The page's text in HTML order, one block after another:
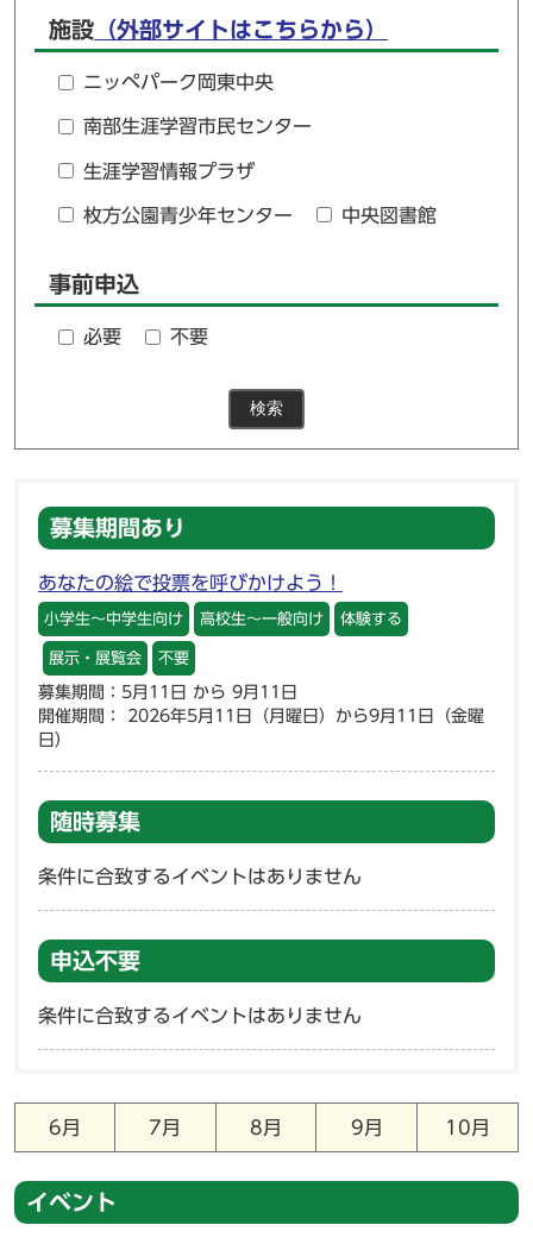
施設 （外部サイトはこちらから）
ニッペパーク岡東中央
南部生涯学習市民センター
生涯学習情報プラザ
枚方公園青少年センター 中央図書館
事前申込
必要 不要
検索
募集期間あり
あなたの絵で投票を呼びかけよう！
小学生～中学生向け 高校生～一般向け 体験する
展示・展覧会 不要
募集期間：5月11日 から 9月11日
開催期間： 2026年5月11日（月曜日）から9月11日（金曜
日）
随時募集
条件に合致するイベントはありません
申込不要
条件に合致するイベントはありません
6月 7月 8月 9月 10月
イベント